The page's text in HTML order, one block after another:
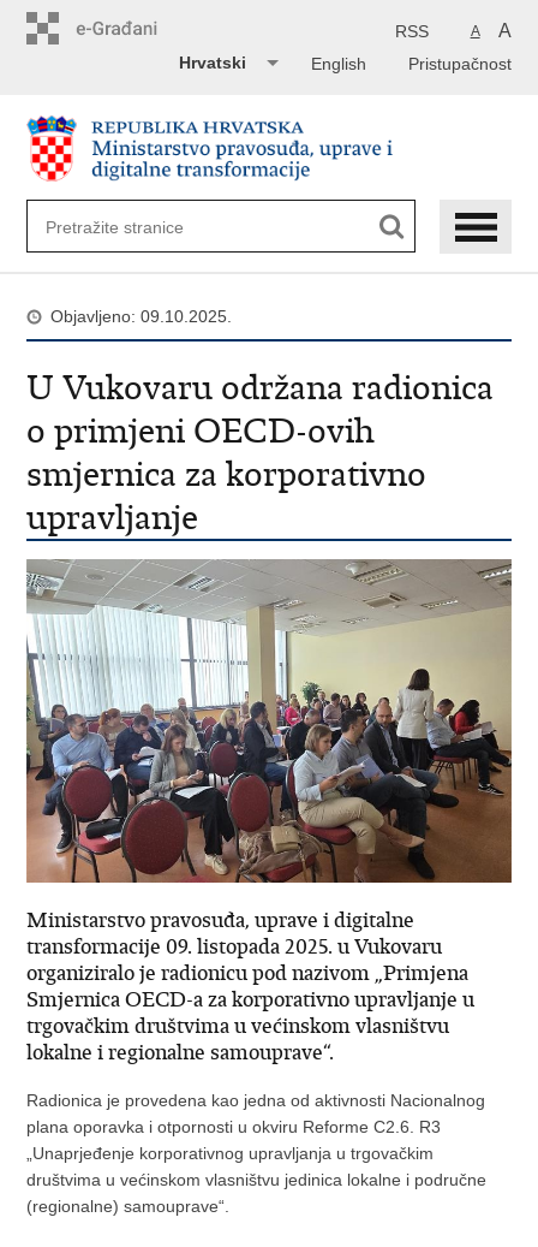
A A
RSS
Pristupačnost
English
Hrvatski
Objavljeno: 09.10.2025.
U Vukovaru održana radionica
o primjeni OECD-ovih
smjernica za korporativno
upravljanje
Ministarstvo pravosuđa, uprave i digitalne
transformacije 09. listopada 2025. u Vukovaru
organiziralo je radionicu pod nazivom „Primjena
Smjernica OECD-a za korporativno upravljanje u
trgovačkim društvima u većinskom vlasništvu
lokalne i regionalne samouprave“.
Radionica je provedena kao jedna od aktivnosti Nacionalnog
plana oporavka i otpornosti u okviru Reforme C2.6. R3
„Unaprjeđenje korporativnog upravljanja u trgovačkim
društvima u većinskom vlasništvu jedinica lokalne i područne
(regionalne) samouprave“.